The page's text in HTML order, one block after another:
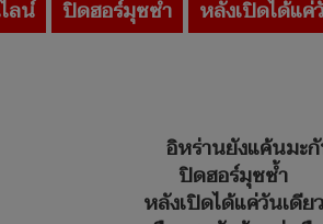
ลน์ ปิดฮอร์มุซซ้ำ หลังเปิดได้แค่
อิหร่านยังแค้นมะ
ปิดฮอร์มุซซ้ำ
หลังเปิดได้แค่วันเดียว